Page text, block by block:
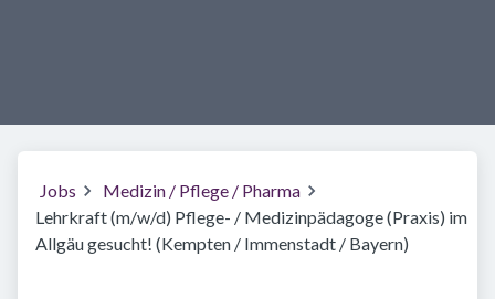
Jobs
Medizin / Pflege / Pharma
Lehrkraft (m/w/d) Pflege- / Medizinpädagoge (Praxis) im
Allgäu gesucht! (Kempten / Immenstadt / Bayern)